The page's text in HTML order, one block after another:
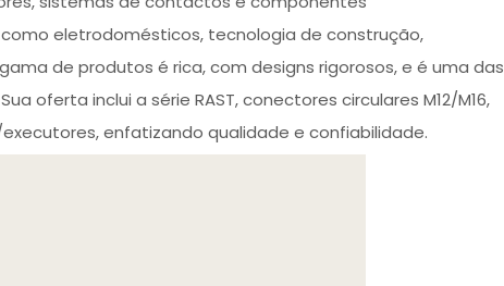
eletrodomésticos, tecnologia de construção,
de produtos é rica, com designs rigorosos, e é uma das
oferta inclui a série RAST, conectores circulares M12/M16,
enfatizando qualidade e confiabilidade.